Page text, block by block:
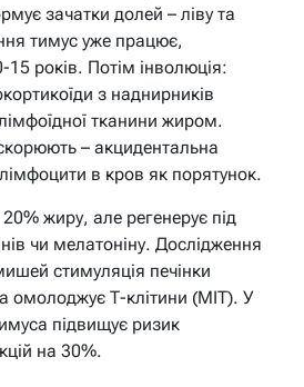
зачатки долей – ліву та
тимус уже працює,
15 років. Потім інволюція:
з наднирників
тканини жиром.
– акцидентальна
в кров як порятунок.
жиру, але регенерує під
чи мелатоніну. Дослідження
стимуляція печінки
омолоджує Т-клітини (MIT). У
підвищує ризик
на 30%.